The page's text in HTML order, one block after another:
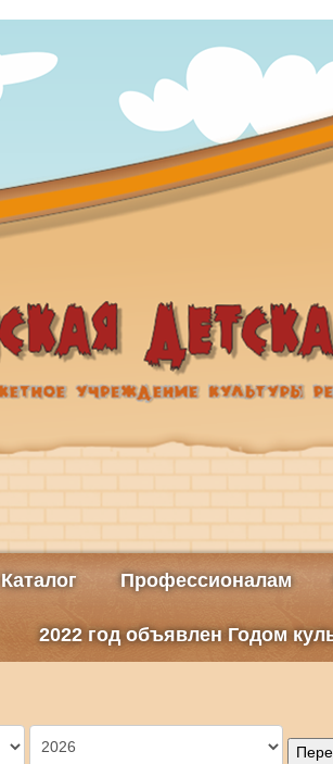
Каталог Профессионалам
2022 год объявлен Годом